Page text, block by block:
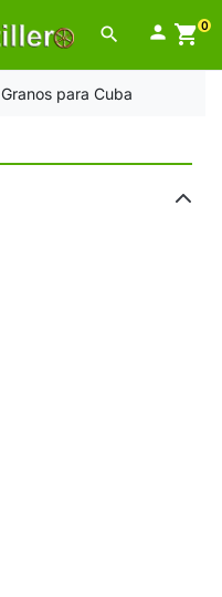
search  shopping_cart0
Granos para Cuba